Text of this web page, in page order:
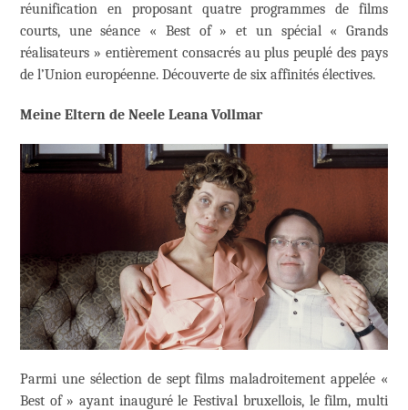
réunification en proposant quatre programmes de films
courts, une séance « Best of » et un spécial « Grands
réalisateurs » entièrement consacrés au plus peuplé des pays
de l’Union européenne. Découverte de six affinités électives.
Meine Eltern de Neele Leana Vollmar
Parmi une sélection de sept films maladroitement appelée «
Best of » ayant inauguré le Festival bruxellois, le film, multi